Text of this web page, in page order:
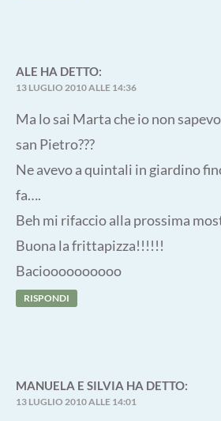
ALE HA DETTO:
13 LUGLIO 2010 ALLE 14:36
Ma lo sai Marta che io non
san Pietro???
Ne avevo a quintali in giardino
fa….
Beh mi rifaccio alla prossima
Buona la frittapizza!!!!!!
Bacioooooooooo
RISPONDI
MANUELA E SILVIA HA DETTO:
13 LUGLIO 2010 ALLE 14:01